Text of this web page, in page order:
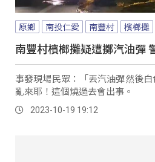
原鄉 南投仁愛 南豐村 檳榔攤
南豐村檳榔攤疑遭擲汽油彈
事發現場民眾：「丟汽油彈然後
亂來耶！這個燒過去會出事。
2023-10-19 19:12